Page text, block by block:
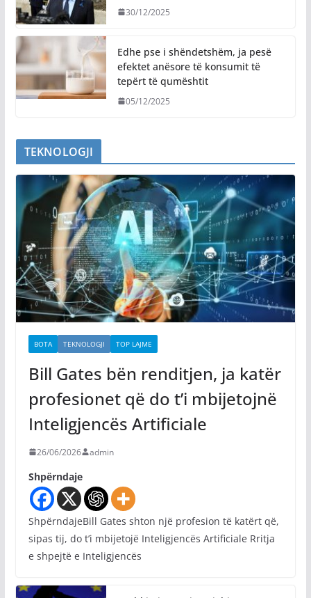
30/12/2025
Edhe pse i shëndetshëm, ja pesë
efektet anësore të konsumit të
tepërt të qumështit
05/12/2025
TEKNOLOGJI
BOTA TEKNOLOGJI TOP LAJME
Bill Gates bën renditjen, ja katër
profesionet që do t’i mbijetojnë
Inteligjencës Artificiale
26/06/2026 admin
Shpërndaje
ShpërndajeBill Gates shton një profesion të katërt që,
sipas tij, do t’i mbijetojë Inteligjencës Artificiale Rritja
e shpejtë e Inteligjencës